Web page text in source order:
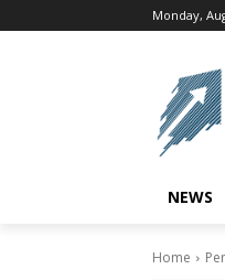
Monday,
NEWS
Home